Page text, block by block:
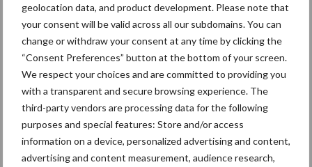
geolocation data, and product development. Please note that
your consent will be valid across all our subdomains. You can
change or withdraw your consent at any time by clicking the
“Consent Preferences” button at the bottom of your screen.
We respect your choices and are committed to providing you
with a transparent and secure browsing experience. The
third-party vendors are processing data for the following
purposes and special features: Store and/or access
information on a device, personalized advertising and content,
advertising and content measurement, audience research,
Primaire
Sidebar
Recent nieuws Partner nieuws
"Hoge verwachtingen van schijven
voor kouters"
Albourgh Tyres breidt uit naar